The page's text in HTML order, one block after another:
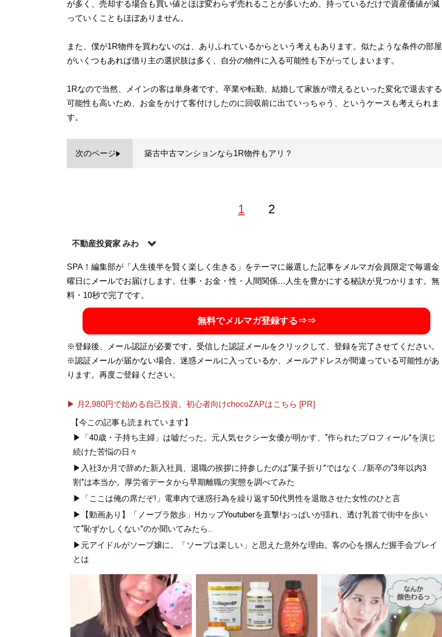
が多く、売却する場合も買い値とほぼ変わらず売れることが多いため、持っているだけで資産価値が減
っていくこともほぼありません。
また、僕が1R物件を買わないのは、ありふれているからという考えもあります。似たような条件の部屋
がいくつもあれば借り主の選択肢は多く、自分の物件に入る可能性も下がってしまいます。
1Rなので当然、メインの客は単身者です。卒業や転勤、結婚して家族が増えるといった変化で退去する
可能性も高いため、お金をかけて客付けしたのに回収前に出ていっちゃう、というケースも考えられま
す。
次のページ 築古中古マンションなら1R物件もアリ？
1 2
不動産投資家 みわ
福岡県北九州を中心に築古戸建てやアパートを所有する不動産投資家。中卒で食品加工工場で働いてい
たが、20代で不動産投資を開始。有望な築古物件を見定め、最低限のDIYによって低コストで高利回りの
物件へと変貌させて現在は総資産1億円超、年間不動産収入約4600万円を稼いでいる。公式LINE「
」
SPA！編集部が「人生後半を賢く楽しく生きる」をテーマに厳選した記事をメルマガ会員限定で毎週金
曜日にメールでお届けします。仕事・お金・性・人間関係…人生を豊かにする秘訣が見つかります。無
料・10秒で完了です。
無料でメルマガ登録する⇒⇒
※登録後、メール認証が必要です。受信した認証メールをクリックして、登録を完了させてください。
※認証メールが届かない場合、迷惑メールに入っているか、メールアドレスが間違っている可能性があ
ります。再度ご登録ください。
▶ 月2,980円で始める自己投資。初心者向けchocoZAPはこちら [PR]
【今この記事も読まれています】
▶「40歳・子持ち主婦」は嘘だった。元人気セクシー女優が明かす、“作られたプロフィール”を演じ
続けた苦悩の日々
▶入社3か月で辞めた新入社員、退職の挨拶に持参したのは“菓子折り”ではなく.../新卒の“3年以内3
割”は本当か。厚労省データから早期離職の実態を調べてみた
▶「ここは俺の席だぞ!」電車内で迷惑行為を繰り返す50代男性を退散させた女性のひと言
▶【動画あり】「ノーブラ散歩」HカップYoutuberを直撃!おっぱいが揺れ、透け乳首で街中を歩い
て“恥ずかしくない”のか聞いてみたら...
▶元アイドルがソープ嬢に。「ソープは楽しい」と思えた意外な理由。客の心を掴んだ握手会プレイ
とは